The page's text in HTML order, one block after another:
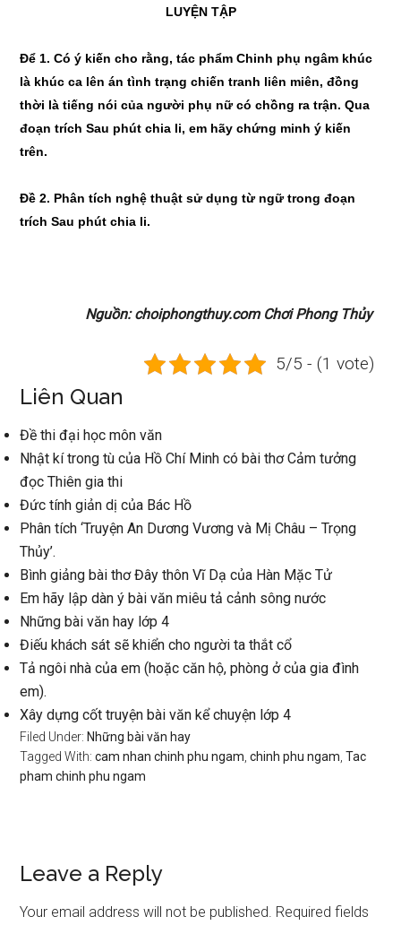
LUYỆN TẬP
Để 1. Có ý kiến cho rằng, tác phẩm Chinh phụ ngâm khúc
là khúc ca lên án tình trạng chiến tranh liên miên, đồng
thời là tiếng nói của người phụ nữ có chồng ra trận. Qua
đoạn trích Sau phút chia li, em hãy chứng minh ý kiến
trên.
Đề 2. Phân tích nghệ thuật sử dụng từ ngữ trong đoạn
trích Sau phút chia li.
Nguồn: choiphongthuy.com Chơi Phong Thủy
5/5 - (1 vote)
Liên Quan
Đề thi đại học môn văn
Nhật kí trong tù của Hồ Chí Minh có bài thơ Cảm tưởng
đọc Thiên gia thi
Đức tính giản dị của Bác Hồ
Phân tích ‘Truyện An Dương Vương và Mị Châu – Trọng
Thủy’.
Bình giảng bài thơ Đây thôn Vĩ Dạ của Hàn Mặc Tử
Em hãy lập dàn ý bài văn miêu tả cảnh sông nước
Những bài văn hay lớp 4
Điếu khách sát sẽ khiển cho người ta thắt cổ
Tả ngôi nhà của em (hoặc căn hộ, phòng ở của gia đình
em).
Xây dựng cốt truyện bài văn kể chuyện lớp 4
Filed Under: Những bài văn hay
Tagged With:cam nhan chinh phu ngam ,chinh phu ngam ,Tac
pham chinh phu ngam
Reader
Interactions
Leave a Reply
Your email address will not be published. Required fields